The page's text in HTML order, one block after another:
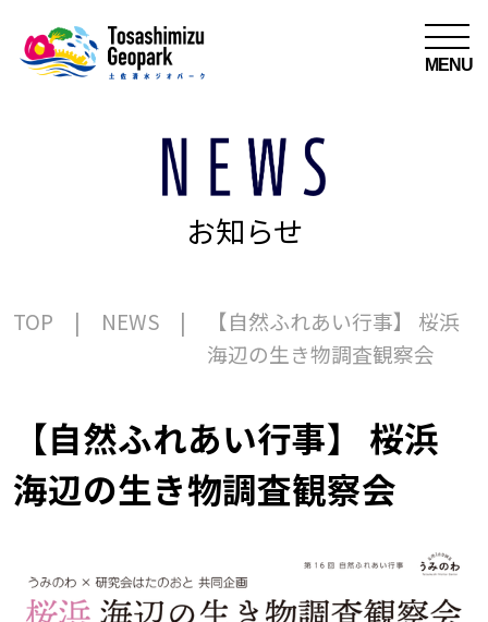
MENU
お知らせ
TOP NEWS
【自然ふれあい行事】 桜浜
海辺の生き物調査観察会
【自然ふれあい行事】 桜浜
海辺の生き物調査観察会